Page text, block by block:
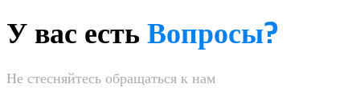
У вас естьВопросы?
Не стесняйтесь обращаться к нам